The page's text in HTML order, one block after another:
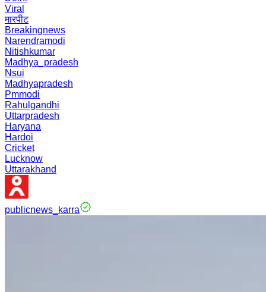
Viral
मारपीट
Breakingnews
Narendramodi
Nitishkumar
Madhya_pradesh
Nsui
Madhyapradesh
Pmmodi
Rahulgandhi
Uttarpradesh
Haryana
Hardoi
Cricket
Lucknow
Uttarakhand
publicnews_karra